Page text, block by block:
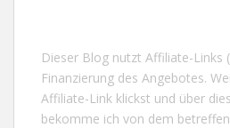
Dieser Blog nutzt Affiliate-Links
Finanzierung des Angebotes.
Affiliate-Link klickst und über
bekomme ich von dem